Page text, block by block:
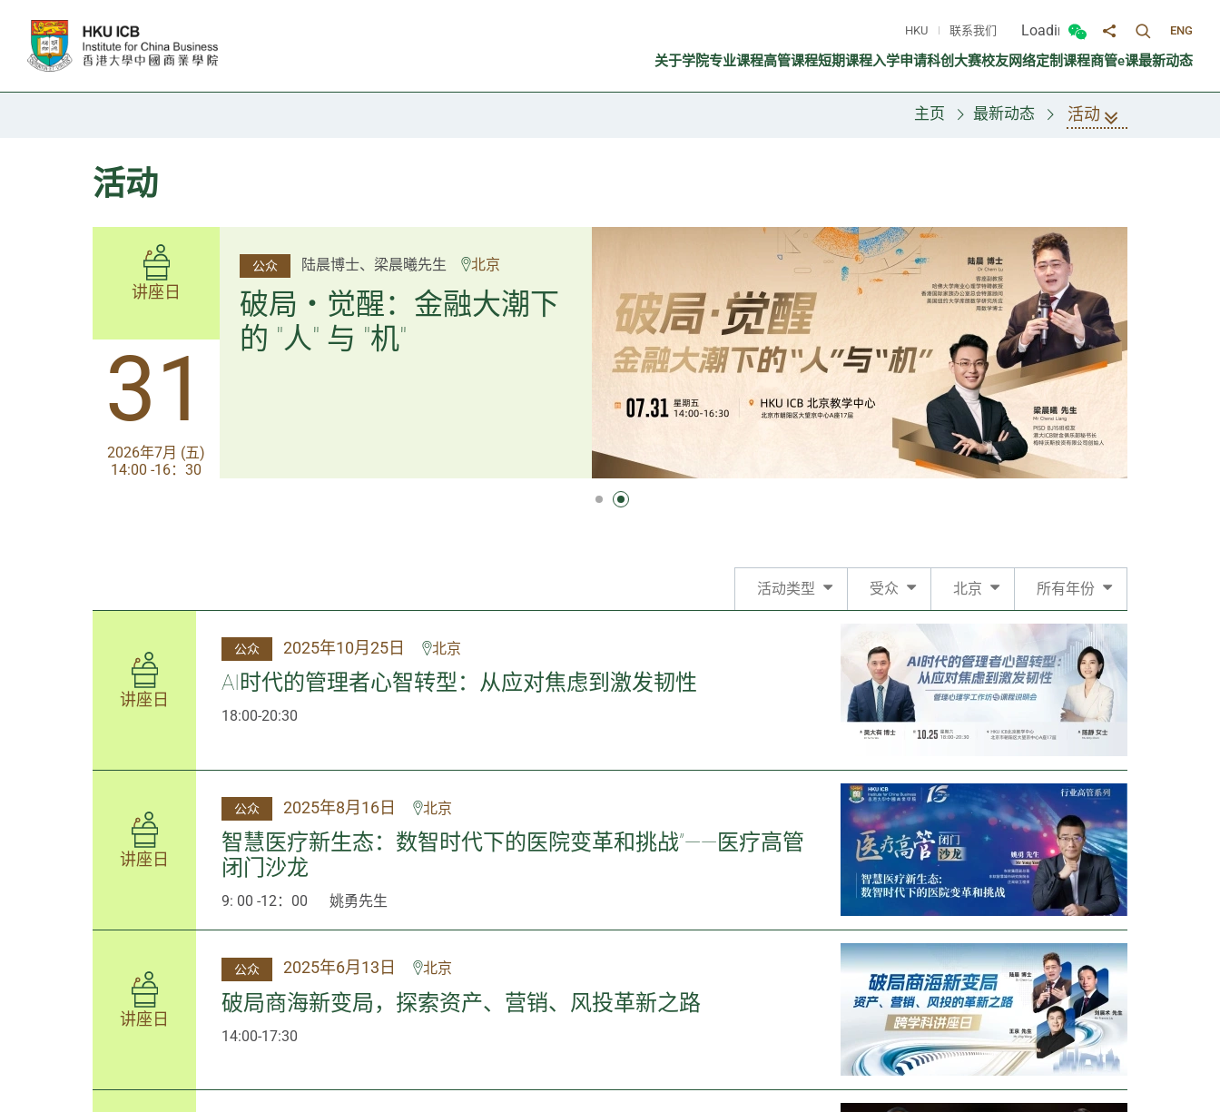
HKU 联系我们 Loading...
切换微信面板
分享至切换搜寻面
ENG
关于学院专业课程高管课程短期课程入学申请科创大赛校友网络定制课程商管e课最新动态
主页 最新动态 活动
活动
讲座日
31
2026年7月 (五)
14:00-17:30
公众 杨文斌先生、邱良弼先生 广州
逻辑×算法：重塑资产配
置内核
讲座日
31
2026年7月 (五)
14:00 -16：30
公众 陆晨博士、梁晨曦先生 北京
破局・觉醒：金融大潮下
的 "人" 与 "机"
活动类型 受众 北京 所有年份
讲座日
公众 2025年10月25日 北京
AI时代的管理者心智转型：从应对焦虑到激发韧性
18:00-20:30
讲座日
公众 2025年8月16日 北京
智慧医疗新生态：数智时代下的医院变革和挑战”——医疗高管
闭门沙龙
9: 00 -12：00 姚勇先生
讲座日
公众 2025年6月13日 北京
破局商海新变局，探索资产、营销、风投革新之路
14:00-17:30